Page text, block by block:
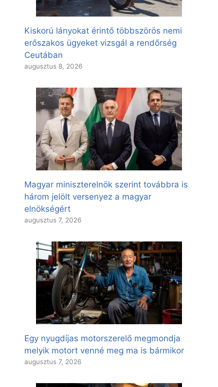
Kiskorú lányokat érintő többszörös nemi
erőszakos ügyeket vizsgál a rendőrség
Ceutában
augusztus 8, 2026
Magyar miniszterelnök szerint továbbra is
három jelölt versenyez a magyar
elnökségért
augusztus 7, 2026
Egy nyugdíjas motorszerelő megmondja
melyik motort venné meg ma is bármikor
augusztus 7, 2026